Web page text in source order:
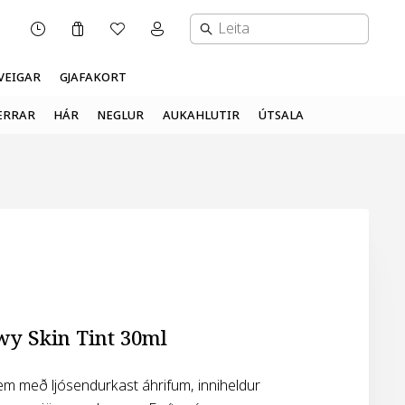
Karfa ÓskalistiMínar síður valmynd
GJAFAKORT
HÁR NEGLUR AUKAHLUTIR ÚTSALA
Skin Tint 30ml
með ljósendurkast áhrifum, inniheldur